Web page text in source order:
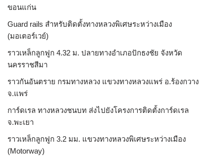
ขอนแก่น
Guard rails สำหรับติดตั้งทางหลวงพิเศษระหว่างเมือง
(มอเตอร์เวย์)
ราวเหล็กลูกฟูก 4.32 ม. ปลายทางอำเภอปักธงชัย จังหวัด
นครราชสีมา
ราวกันอันตราย กรมทางหลวง แขวงทางหลวงแพร่ อ.ร้องกวาง
จ.แพร่
การ์ดเรล ทางหลวงชนบท ส่งไปยังโครงการติดตั้งการ์ดเรล
จ.พะเยา
ราวเหล็กลูกฟูก 3.2 มม. แขวงทางหลวงพิเศษระหว่างเมือง
(Motorway)